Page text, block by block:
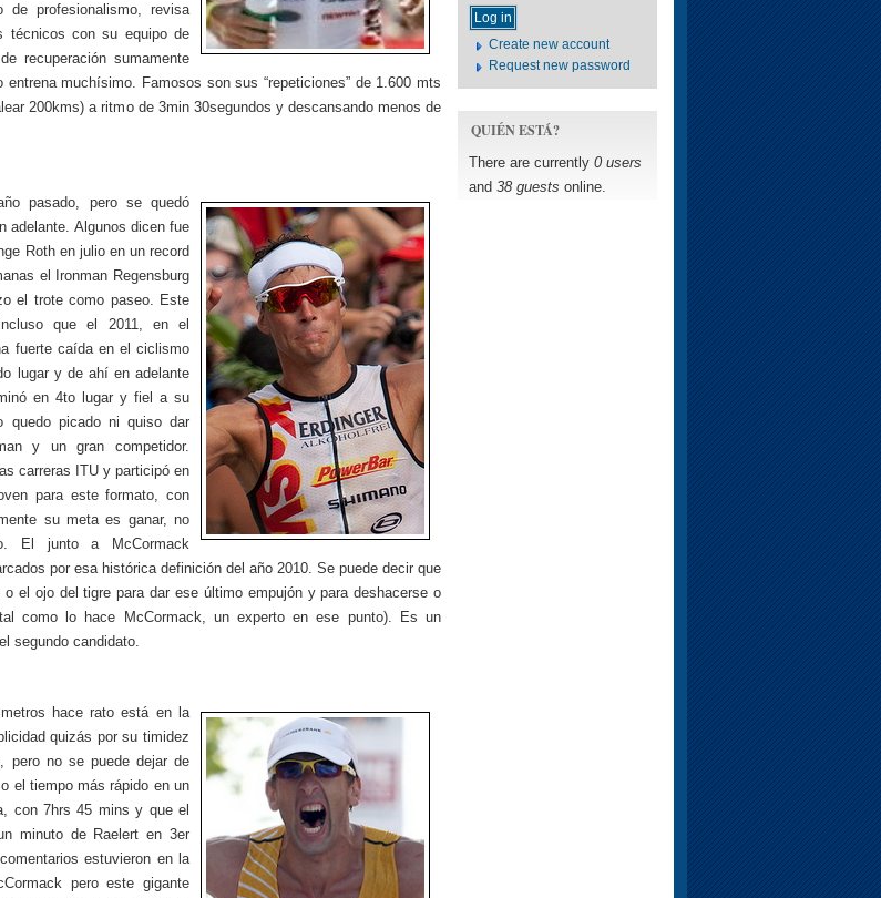
de profesionalismo, revisa
técnicos con su equipo de
recuperación sumamente
muchísimo. Famosos son sus “repeticiones” de 1.600 mts
200kms) a ritmo de 3min 30segundos y descansando menos de
pasado, pero se quedó
adelante. Algunos dicen fue
Roth en julio en un record
el Ironman Regensburg
el trote como paseo. Este
que el 2011, en el
fuerte caída en el ciclismo
lugar y de ahí en adelante
en 4to lugar y fiel a su
quedo picado ni quiso dar
y un gran competidor.
carreras ITU y participó en
para este formato, con
su meta es ganar, no
El junto a McCormack
por esa histórica definición del año 2010. Se puede decir que
el ojo del tigre para dar ese último empujón y para deshacerse o
como lo hace McCormack, un experto en ese punto). Es un
segundo candidato.
hace rato está en la
quizás por su timidez
pero no se puede dejar de
el tiempo más rápido en un
con 7hrs 45 mins y que el
minuto de Raelert en 3er
estuvieron en la
pero este gigante
Create new account
Request new password
QUIÉN ESTÁ?
There are currently 0 users
and 38 guests online.